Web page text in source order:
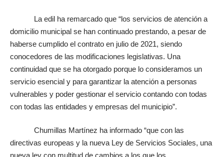
La edil ha remarcado que “los servicios de atención a
domicilio municipal se han continuado prestando, a pesar de
haberse cumplido el contrato en julio de 2021, siendo
conocedores de las modificaciones legislativas. Una
continuidad que se ha otorgado porque lo consideramos un
servicio esencial y para garantizar la atención a personas
vulnerables y poder gestionar el servicio contando con todas
con todas las entidades y empresas del municipio”.
Chumillas Martínez ha informado “que con las
directivas europeas y la nueva Ley de Servicios Sociales, una